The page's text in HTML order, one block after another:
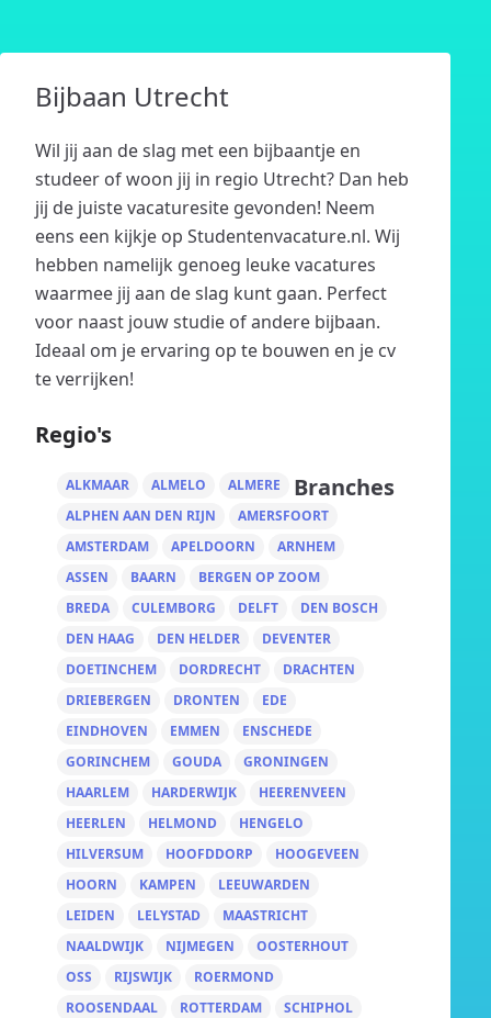
Bijbaan Utrecht
Wil jij aan de slag met een bijbaantje en
studeer of woon jij in regio Utrecht? Dan heb
jij de juiste vacaturesite gevonden! Neem
eens een kijkje op Studentenvacature.nl. Wij
hebben namelijk genoeg leuke vacatures
waarmee jij aan de slag kunt gaan. Perfect
voor naast jouw studie of andere bijbaan.
Ideaal om je ervaring op te bouwen en je cv
te verrijken!
Regio's
ALKMAAR ALMELO
ALMERE
ALPHEN AAN DEN RIJN
AMERSFOORT
AMSTERDAM
APELDOORN
ARNHEM
ASSEN
BAARN
BERGEN OP ZOOM
BREDA
CULEMBORG DELFT
DEN BOSCH
DEN HAAG
DEN HELDER
DEVENTER
DOETINCHEM
DORDRECHT
DRACHTEN
DRIEBERGEN
DRONTEN
EDE
EINDHOVEN
EMMEN
ENSCHEDE
GORINCHEM
GOUDA
GRONINGEN
HAARLEM
HARDERWIJK
HEERENVEEN
HEERLEN
HELMOND
HENGELO
HILVERSUM
HOOFDDORP
HOOGEVEEN
HOORN
KAMPEN
LEEUWARDEN
LEIDEN
LELYSTAD
MAASTRICHT
NAALDWIJK
NIJMEGEN
OOSTERHOUT
OSS
RIJSWIJK
ROERMOND
ROOSENDAAL
ROTTERDAM
SCHIPHOL
Branches